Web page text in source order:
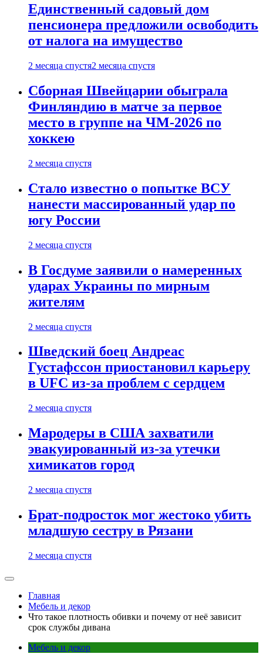
Единственный садовый дом
пенсионера предложили освободить
от налога на имущество
2 месяца спустя2 месяца спустя
Сборная Швейцарии обыграла
Финляндию в матче за первое
место в группе на ЧМ-2026 по
хоккею
2 месяца спустя
Стало известно о попытке ВСУ
нанести массированный удар по
югу России
2 месяца спустя
В Госдуме заявили о намеренных
ударах Украины по мирным
жителям
2 месяца спустя
Шведский боец Андреас
Густафссон приостановил карьеру
в UFC из-за проблем с сердцем
2 месяца спустя
Мародеры в США захватили
эвакуированный из-за утечки
химикатов город
2 месяца спустя
Брат-подросток мог жестоко убить
младшую сестру в Рязани
2 месяца спустя
Главная
Мебель и декор
Что такое плотность обивки и почему от неё зависит
срок службы дивана
Мебель и декор